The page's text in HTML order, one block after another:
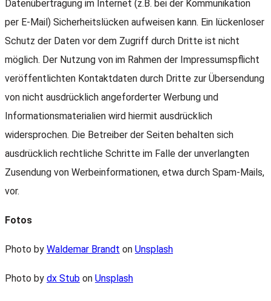
Datenübertragung im Internet (z.B. bei der Kommunikation
per E-Mail) Sicherheitslücken aufweisen kann. Ein lückenloser
Schutz der Daten vor dem Zugriff durch Dritte ist nicht
möglich. Der Nutzung von im Rahmen der Impressumspflicht
veröffentlichten Kontaktdaten durch Dritte zur Übersendung
von nicht ausdrücklich angeforderter Werbung und
Informationsmaterialien wird hiermit ausdrücklich
widersprochen. Die Betreiber der Seiten behalten sich
ausdrücklich rechtliche Schritte im Falle der unverlangten
Zusendung von Werbeinformationen, etwa durch Spam-Mails,
vor.
Fotos
Photo by Waldemar Brandt on Unsplash
Photo by dx Stub on Unsplash